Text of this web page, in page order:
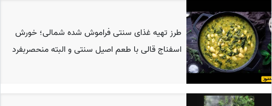
طرز تهیه غذای سنتی فراموش شده شمالی؛ خورش
اسفناج قالی با طعم اصیل سنتی و البته منحصربفرد